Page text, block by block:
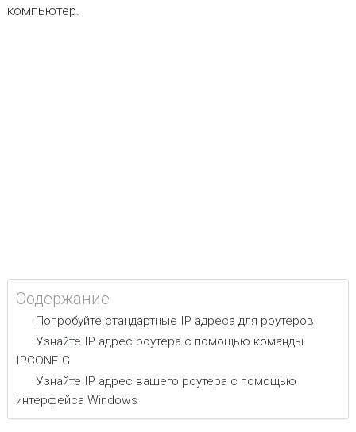
компьютер.
Содержание
Попробуйте стандартные IP адреса для роутеров
Узнайте IP адрес роутера с помощью команды
IPCONFIG
Узнайте IP адрес вашего роутера с помощью
интерфейса Windows